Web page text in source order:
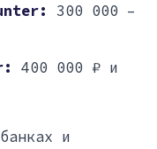
300 000 –
400 000 ₽ и
и